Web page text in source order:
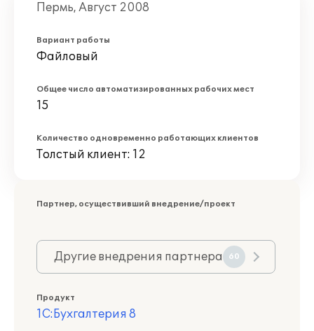
Пермь, Август 2008
Вариант работы
Файловый
Общее число автоматизированных рабочих мест
15
Количество одновременно работающих клиентов
Толстый клиент: 12
Партнер, осуществивший внедрение/проект
Другие внедрения партнера 60
Продукт
1С:Бухгалтерия 8